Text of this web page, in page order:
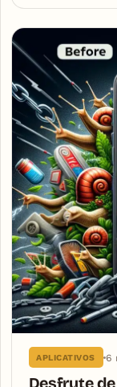
APLICATIVOS 6
Desfrute